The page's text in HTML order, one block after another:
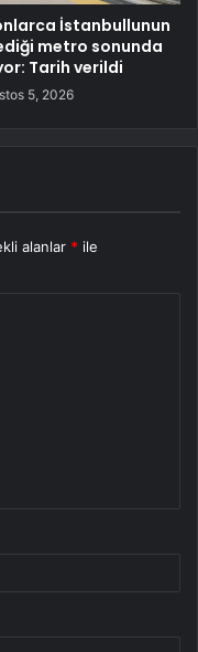
İstanbullunun
metro sonunda
Tarih verildi
5, 2026
alanlar * ile